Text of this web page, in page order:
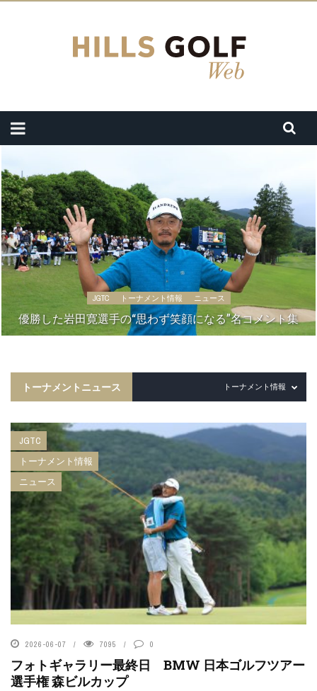
JGTC トーナメント情報 ニュース
優勝した岩田寛選手の“思わず笑顔になる”名コメント集
トーナメントニュース トーナメント情報
JGTC
トーナメント情報
ニュース
2026-06-07 7095 0
フォトギャラリー最終日 BMW 日本ゴルフツアー
選手権 森ビルカップ